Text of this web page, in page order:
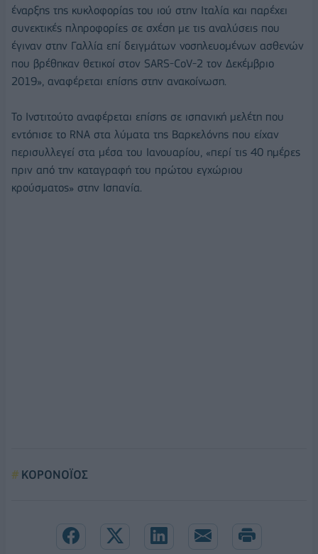
έναρξης της κυκλοφορίας του ιού στην Ιταλία και παρέχει
συνεκτικές πληροφορίες σε σχέση με τις αναλύσεις που
έγιναν στην Γαλλία επί δειγμάτων νοσηλευομένων ασθενών
που βρέθηκαν θετικοί στον SARS-CoV-2 τον Δεκέμβριο
2019», αναφέρεται επίσης στην ανακοίνωση.
Το Ινστιτούτο αναφέρεται επίσης σε ισπανική μελέτη που
εντόπισε το RNA στα λύματα της Βαρκελόνης που είχαν
περισυλλεγεί στα μέσα του Ιανουαρίου, «περί τις 40 ημέρες
πριν από την καταγραφή του πρώτου εγχώριου
κρούσματος» στην Ισπανία.
ΚΟΡΟΝΟΪΟΣ